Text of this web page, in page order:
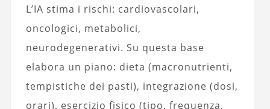
L’IA stima i rischi: cardiovascolari,
oncologici, metabolici,
neurodegenerativi. Su questa base
elabora un piano: dieta (macronutrienti,
tempistiche dei pasti), integrazione (dosi,
orari), esercizio fisico (tipo, frequenza,